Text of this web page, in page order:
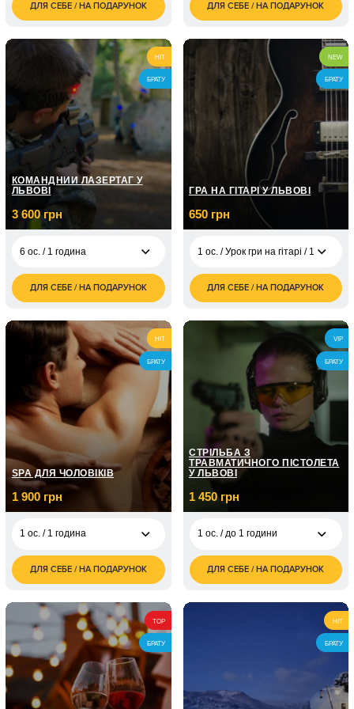
1 600
грн
2 ос. / На двох
квадроциклах/1 год
3 200
грн
2 ос. / На одному
квадроциклі/1 година
1 900
грн
1 ос. / 2 години
2 500
2 ос. / На двох
квадроциклах, 2 год
5 000
грн
2 ос. / На одному
квадроциклі/2 години
ДЛЯ СЕБЕ / НА ПОДАРУНОК
2 500
грн
1 ос. / 3 години
3 000
грн
ДЛЯ СЕБЕ / НА ПОДАРУНОК
HIT
БРАТУ
КОМАНДНИЙ ЛАЗЕРТАГ У
ЛЬВОВІ
3 600 грн
6 ос. / 1 година
3 600
грн
ДЛЯ СЕБЕ / НА ПОДАРУНОК
NEW
БРАТУ
ГРА НА ГІТАРІ У ЛЬВОВІ
650 грн
1 ос. / Урок гри на гітарі / 1 година
1 ос. / Урок гри на
гітарі / 1 година
грн
гітарі / 3 заняття по
1 950
грн
ДЛЯ СЕБЕ / НА ПОДАРУНОК
HIT
БРАТУ
SPA ДЛЯ ЧОЛОВІКІВ
1 900 грн
1 ос. / 1 година
1 900
грн
1 ос. / Комплекс SPA
для чоловіків/90
хвилин
2 700
грн
ДЛЯ СЕБЕ / НА ПОДАРУНОК
VIP
БРАТУ
СТРІЛЬБА З
ТРАВМАТИЧНОГО ПІСТОЛЕТА
У ЛЬВОВІ
1 450 грн
1 ос. / до 1 години
1 450
грн
ДЛЯ СЕБЕ / НА ПОДАРУНОК
TOP
БРАТУ
HIT
БРАТУ